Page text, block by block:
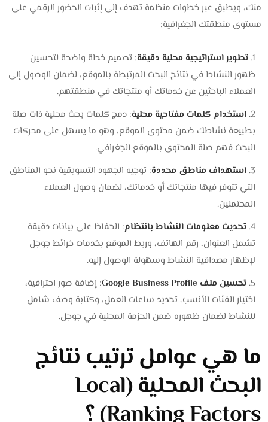
منك، ويطبق عبر خطوات منظمة تهدف إلى إثبات الحضور الرقمي على
مستوى منطقتك الجغرافية:
تطوير استراتيجية محلية دقيقة: تصميم خطة واضحة لتحسين
ظهور النشاط في نتائج البحث المرتبطة بالموقع، لضمان الوصول إلى
العملاء الباحثين عن خدماتك أو منتجاتك في منطقتهم.
استخدام كلمات مفتاحية محلية: دمج كلمات بحث محلية ذات صلة
بطبيعة نشاطك ضمن محتوى الموقع، وهو ما يسهل على محركات
البحث فهم صلة المحتوى بالموقع الجغرافي.
استهداف مناطق محددة: توجيه الجهود التسويقية نحو المناطق
التي تتوفر فيها منتجاتك أو خدماتك، لضمان وصول العملاء
المحتملين.
تحديث معلومات النشاط بانتظام: الحفاظ على بيانات دقيقة
تشمل العنوان، رقم الهاتف، وربط الموقع بخدمات خرائط جوجل
لإظهار مصداقية النشاط وسهولة الوصول إليه.
تحسين ملف Google Business Profile
: إضافة صور احترافية،
اختيار الفئات الأنسب، تحديد ساعات العمل، وكتابة وصف شامل
للنشاط لضمان ظهوره ضمن الحزمة المحلية في جوجل.
ما هي عوامل ترتيب نتائج
البحث المحلية (Local